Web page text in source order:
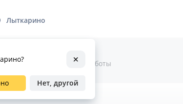
Лыткарино
монтажные работы
Нет, другой